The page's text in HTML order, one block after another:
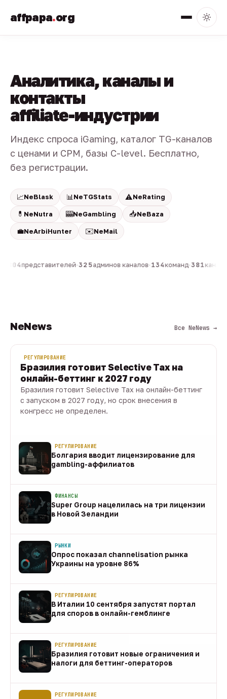
affpapa.org
Аналитика, каналы и
контакты
affiliate-индустрии
Индекс спроса iGaming, каталог TG-каналов
с ценами и CPM, базы C-level. Бесплатно,
без регистрации.
📈NeBlask 📊 NeTGStats ⚠️NeRating
💊 NeNutra 🎰NeGambling 📥NeBaza
💼NeArbiHunter ✉️NeMail
804представителей·325админов каналов·134команд·381
NeNews Все NeNews →
РЕГУЛИРОВАНИЕ
Бразилия готовит Selective Tax на
онлайн-беттинг к 2027 году
Бразилия готовит Selective Tax на онлайн-беттинг
с запуском в 2027 году, но срок внесения в
конгресс не определен.
РЕГУЛИРОВАНИЕ
Болгария вводит лицензирование для
gambling-аффилиатов
ФИНАНСЫ
Super Group нацелилась на три лицензии
в Новой Зеландии
РЫНКИ
Опрос показал channelisation рынка
Украины на уровне 86%
РЕГУЛИРОВАНИЕ
В Италии 10 сентября запустят портал
для споров в онлайн-гемблинге
РЕГУЛИРОВАНИЕ
Бразилия готовит новые ограничения и
налоги для беттинг-операторов
РЕГУЛИРОВАНИЕ